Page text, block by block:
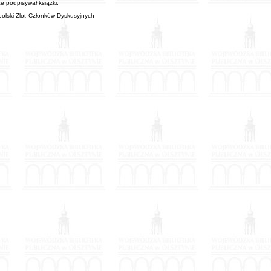
podpisywał książki.
Zlot Członków Dyskusyjnych